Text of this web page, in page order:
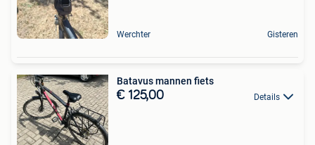
Werchter Gisteren
Batavus mannen fiets
€ 125,00 Details